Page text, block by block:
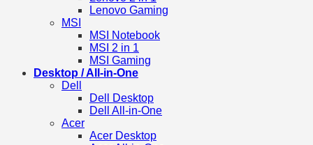
Lenovo Gaming
MSI
MSI Notebook
MSI 2 in 1
MSI Gaming
Desktop / All-in-One
Dell
Dell Desktop
Dell All-in-One
Acer
Acer Desktop